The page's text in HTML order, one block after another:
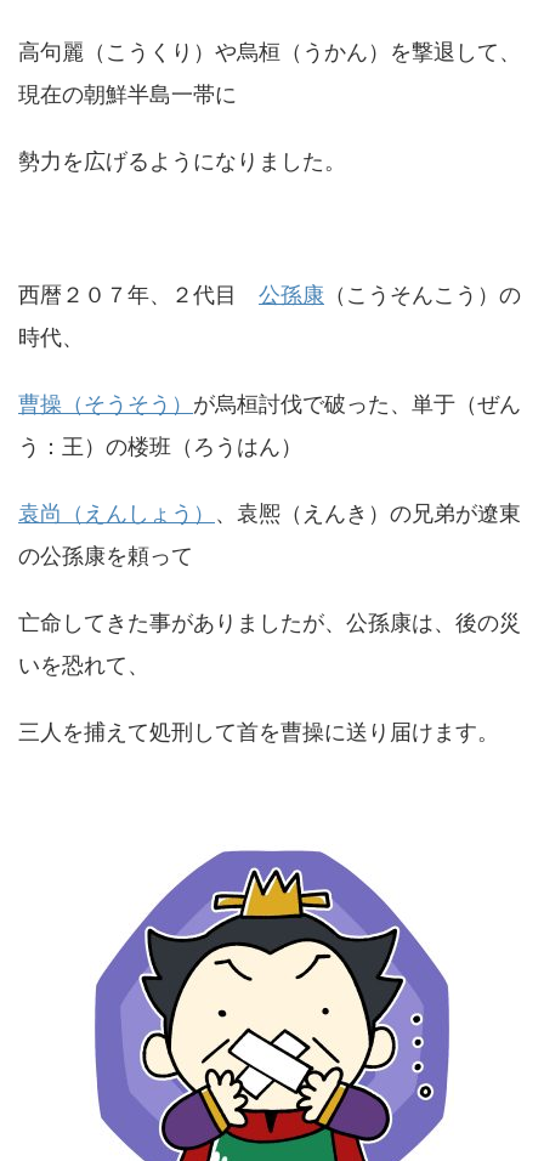
高句麗（こうくり）や烏桓（うかん）を撃退して、
現在の朝鮮半島一帯に
勢力を広げるようになりました。
西暦２０７年、２代目 公孫康 （こうそんこう）の
時代、
曹操（そうそう） が烏桓討伐で破った、単于（ぜん
う：王）の楼班（ろうはん）
袁尚（えんしょう） 、袁熈（えんき）の兄弟が遼東
の公孫康を頼って
亡命してきた事がありましたが、公孫康は、後の災
いを恐れて、
三人を捕えて処刑して首を曹操に送り届けます。